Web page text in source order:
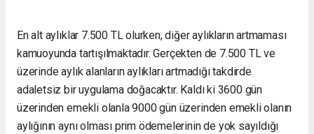
En alt aylıklar 7.500 TL olurken, diğer aylıkların artmaması
kamuoyunda tartışılmaktadır. Gerçekten de 7.500 TL ve
üzerinde aylık alanların aylıkları artmadığı takdirde
adaletsiz bir uygulama doğacaktır. Kaldı ki 3600 gün
üzerinden emekli olanla 9000 gün üzerinden emekli olanın
aylığının aynı olması prim ödemelerinin de yok sayıldığı